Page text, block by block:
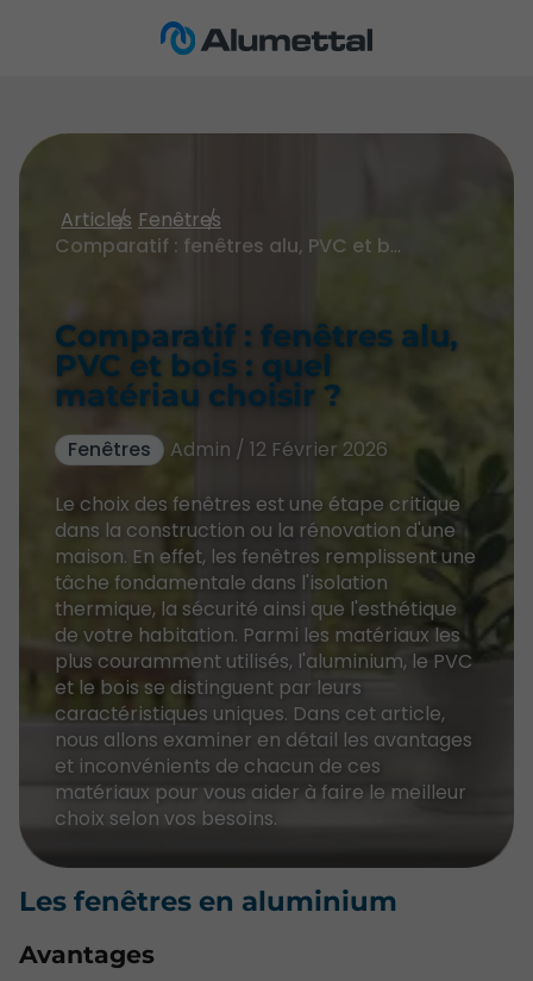
Articles Fenêtres
Comparatif : fenêtres alu, PVC et bois : quel matériau choisir ?
Comparatif : fenêtres alu,
PVC et bois : quel
matériau choisir ?
Fenêtres
Admin / 12 Février 2026
Le choix des fenêtres est une étape critique
dans la construction ou la rénovation d'une
maison. En effet, les fenêtres remplissent une
tâche fondamentale dans l'isolation
thermique, la sécurité ainsi que l'esthétique
de votre habitation. Parmi les matériaux les
plus couramment utilisés, l'aluminium, le PVC
et le bois se distinguent par leurs
caractéristiques uniques. Dans cet article,
nous allons examiner en détail les avantages
et inconvénients de chacun de ces
matériaux pour vous aider à faire le meilleur
choix selon vos besoins.
Les fenêtres en aluminium
Avantages